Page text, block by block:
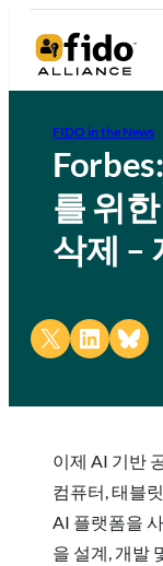
FIDO in the News
를 위
삭제 –
Share on X Share on LinkedIn
Share on
이제 AI 기반
컴퓨터, 태블
AI 플랫폼을
을 설계, 개발